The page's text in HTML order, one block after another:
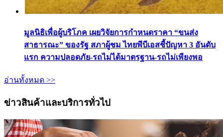
มูลนิธิเพื่อผู้บริโภค เผยวิจัยการกำหนดราคา “ขนส่ง
สาธารณะ” ของรัฐ สภาผู้ชม ไทยพีบีเอสชี้ปัญหา 3 อันดับ
แรก ความปลอดภัย-รถไม่ได้มาตรฐาน-รถไม่เพียงพอ
อ่านทั้งหมด >>
ข่าวสินค้าและบริการทั่วไป